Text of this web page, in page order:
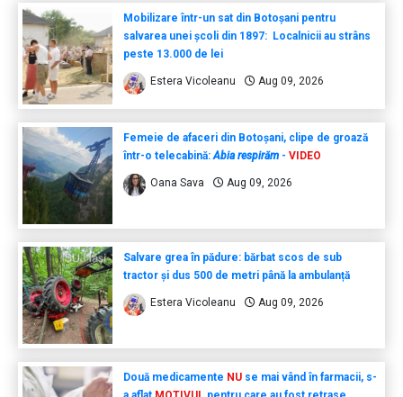
Mobilizare într-un sat din Botoșani pentru
salvarea unei școli din 1897: Localnicii au strâns
peste 13.000 de lei
Estera Vicoleanu Aug 09, 2026
Femeie de afaceri din Botoșani, clipe de groază
într-o telecabină:Abia respirăm - VIDEO
Oana Sava Aug 09, 2026
Salvare grea în pădure: bărbat scos de sub
tractor și dus 500 de metri până la ambulanță
Estera Vicoleanu Aug 09, 2026
Două medicamente NUse mai vând în farmacii, s-